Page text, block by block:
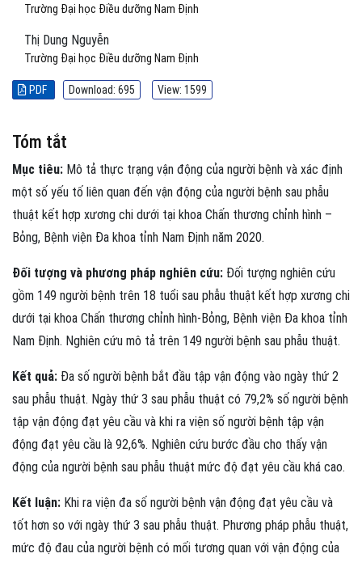
Trường Đại học Điều dưỡng Nam Định
Thị Dung Nguyễn
Trường Đại học Điều dưỡng Nam Định
PDF Download: 695 View: 1599
Tóm tắt
Mục tiêu: Mô tả thực trạng vận động của người bệnh và xác định
một số yếu tố liên quan đến vận động của người bệnh sau phẫu
thuật kết hợp xương chi dưới tại khoa Chấn thương chỉnh hình –
Bỏng, Bệnh viện Đa khoa tỉnh Nam Định năm 2020.
Đối tượng và phương pháp nghiên cứu: Đối tượng nghiên cứu
gồm 149 người bệnh trên 18 tuổi sau phẫu thuật kết hợp xương chi
dưới tại khoa Chấn thương chỉnh hình-Bỏng, Bệnh viện Đa khoa tỉnh
Nam Định. Nghiên cứu mô tả trên 149 người bệnh sau phẫu thuật.
Kết quả: Đa số người bệnh bắt đầu tập vận động vào ngày thứ 2
sau phẫu thuật. Ngày thứ 3 sau phẫu thuật có 79,2% số người bệnh
tập vận động đạt yêu cầu và khi ra viện số người bệnh tập vận
động đạt yêu cầu là 92,6%. Nghiên cứu bước đầu cho thấy vận
động của người bệnh sau phẫu thuật mức độ đạt yêu cầu khá cao.
Kết luận: Khi ra viện đa số người bệnh vận động đạt yêu cầu và
tốt hơn so với ngày thứ 3 sau phẫu thuật. Phương pháp phẫu thuật,
mức độ đau của người bệnh có mối tương quan với vận động của